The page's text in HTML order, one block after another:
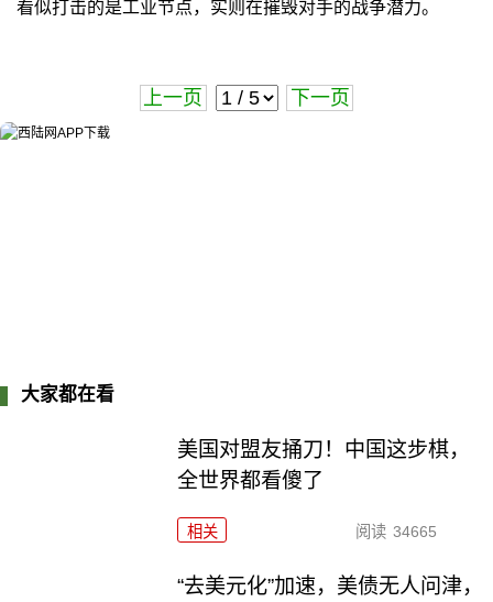
看似打击的是工业节点，实则在摧毁对手的战争潜力。
上一页 下一页
大家都在看
美国对盟友捅刀！中国这步棋，
全世界都看傻了
相关 阅读 34665
“去美元化”加速，美债无人问津，